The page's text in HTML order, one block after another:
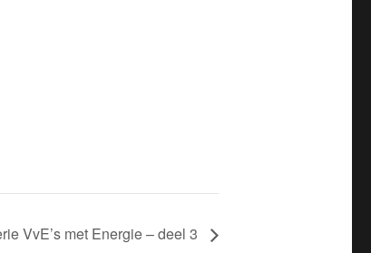
VvE’s met Energie – deel 3